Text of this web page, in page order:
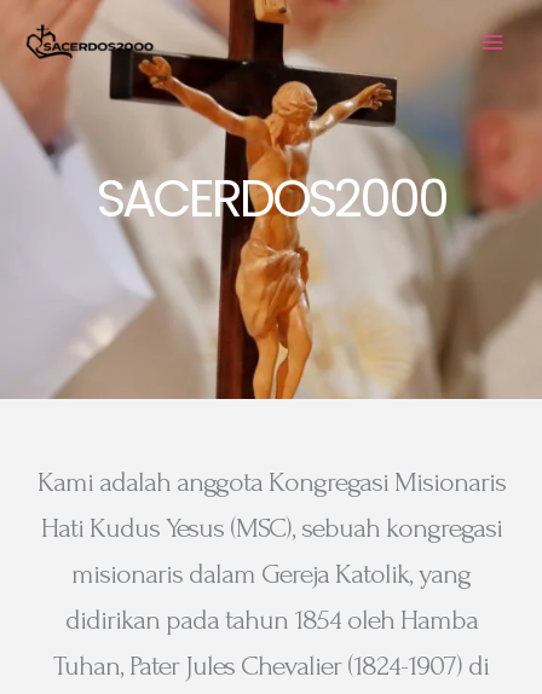
content
SACERDOS2000
Kami adalah anggota Kongregasi Misionaris
Hati Kudus Yesus (MSC), sebuah kongregasi
misionaris dalam Gereja Katolik, yang
didirikan pada tahun 1854 oleh Hamba
Tuhan, Pater Jules Chevalier (1824-1907) di